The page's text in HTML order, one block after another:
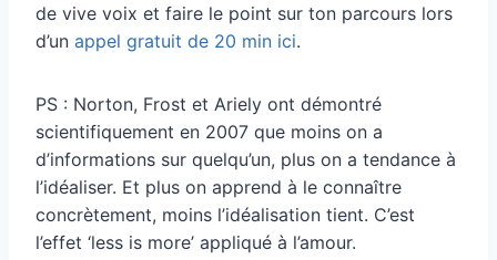
de vive voix et faire le point sur ton parcours lors
d’un appel gratuit de 20 min ici.
PS : Norton, Frost et Ariely ont démontré
scientifiquement en 2007 que moins on a
d’informations sur quelqu’un, plus on a tendance à
l’idéaliser. Et plus on apprend à le connaître
concrètement, moins l’idéalisation tient. C’est
l’effet ‘less is more’ appliqué à l’amour.